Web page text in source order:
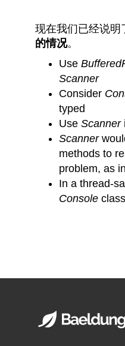
现在我们已经说明
的情况。
Use
Scanner
Consider
typed
Use Scanner
Scanner
methods to
problem, as
In a thread-
Consoleclass